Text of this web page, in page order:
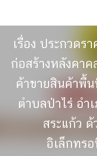
content
เรื่อง ประกวดร
ก่อสร้างหลังคาค
ค้าขายสินค้าพื้
ตำบลป่าไร่ อำ
สระแก้ว ด้
อิเล็กทร